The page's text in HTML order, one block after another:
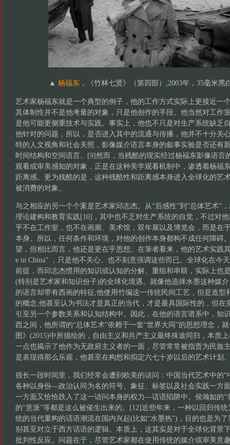
▲杨福东 ，《竹林七贤》（第四部）,2003年，35毫米黑
艺术家杨福东就是一个典型的例子，他的工作方式实际上更接近一
其体制性并不是他考量的对象，只是他创作的手段。他当然对工作
是他可能更侧重技术与实践。事实上，他也不只是对生产系统缺乏
他针对的问题，所以，是否进入其中的流通与传播，他并不十分关
特的人文视角和社会关照，影像媒介语言本身的叙事实验是否还有
时间结构和空间语言。[9]然而，当残酷的现实经过杨福东影像语言
观看或审美感知的对象，正是在这种美学观看机制中，渗透着杨福
距离感。更为残酷的是，这种残酷性和距离感本身进入全球化的艺
被消费的对象。
与之相应的另一个个案是艺术家邱志杰。从“后感性”到“总体艺术”
理论建构和教育实践[10]，其中也不乏对生产系统的自觉，不过对
乎不在工作室，也不在画廊、美术馆，双年展以及博览会，而是在
本身。所以，任何条件和环境，对他的创作本身都构不成任何障碍
望，但相比而言，他还是更在乎思想。在筆者看来，他的艺术实践
e in China” ，只是他不关心、也不刻意强调这些而已。全球化在今
前提，而邱志杰惯用的知识或认知的分解、重组和串联，实际上也
(特别是艺术家和知识份子)的全球化境遇。就像他选择水墨这种媒
的语言却带有西画的特征;他使用竹编这一传统民间工艺，但是造型
的概念;他甚至认为书法才是真正的当代，才是最具国际性的，但在
引至另一个参数关系和认知结构中。因此，在他的语言谱系中，知
西之间，他所谓的“总体艺术”依赖于一套“世界大同”的思想理念，
图》(2015)中所描绘的，自由主义和共产主义最终殊途同归，本质
一点也揭示了他作为无政府主义者的一面，尽管常常被指责为民族
是表现得那么乐观，他甚至在构想和拟定六七十岁以后的艺术计划
很长一段时间里，我们经常会遭到欧美的诘问：中国当代艺术中的“
各种以身份—政治认同为名的符号、象征、标签以及社会实践一方
一方面又恰恰跌入了这一诘问本身的权力—话语陷阱中。侯瀚如的“
的“意派”等都是这么被催生出来的。[12]近些年来，一种以回归传
统的当代重构的话语潮流在国内兴起(比如“水墨热”)，目的也是为
别甚至对立于西方话语的逻辑。本质上，这其实是对于全球化背景
批判性反应。问题在于，尽管艺术家都在使用传统的媒介或审美意